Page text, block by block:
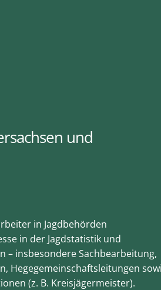
und
in Jagdbehörden
in der Jagdstatistik und
– insbesondere Sachbearbeitung,
Hegegemeinschaftsleitungen
(z. B. Kreisjägermeister).